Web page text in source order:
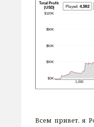
Всем привет, я